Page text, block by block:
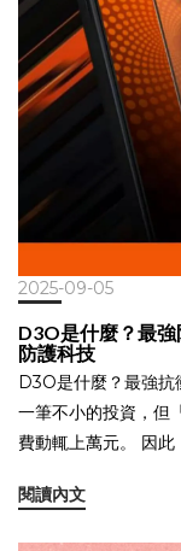
墊設計，達到緩衝
品鏡頭邊框加高強化
若想要使用比較更具
Studio透明系列，帶
護」的品牌精神。
過更勝軍規的防摔標
4.8 公尺高），畢竟
「不管台灣還是韓國
絕對짱 좋아(超級棒
家都有機會獲得廉世
普格爾就是現在！
2025-09-05
D3O是什麼？最
防護科技
D3O是什麼？最強
一筆不小的投資，但
費動輒上萬元。 因此
D3O 是一種來自英國
閱讀內文